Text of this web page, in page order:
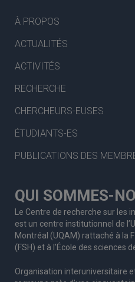
À PROPOS
ACTUALITÉS
ACTIVITÉS
RECHERCHE
CHERCHEURS-EUSES
ÉTUDIANTS-ES
PUBLICATIONS DES
QUI SOMMES-
Le Centre de recherche sur les
est un centre institutionnel de
Montréal (UQAM) rattaché à la
(FSH) et à l’École des sciences
Organisation interuniversitaire